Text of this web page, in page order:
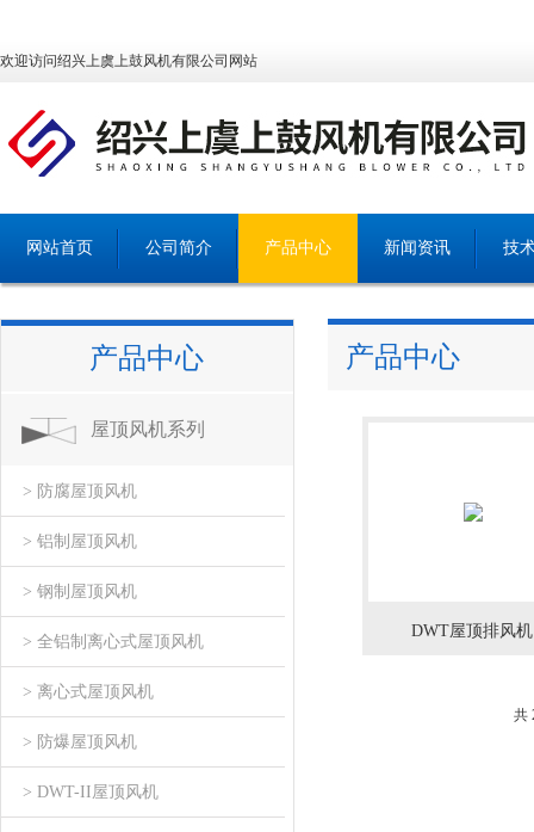
欢迎访问绍兴上虞上鼓风机有限公司网站
网站首页 公司简介 产品中心 新闻资讯 技
产品中心
屋顶风机系列
> 防腐屋顶风机
> 铝制屋顶风机
> 钢制屋顶风机
> 全铝制离心式屋顶风机
> 离心式屋顶风机
> 防爆屋顶风机
> DWT-II屋顶风机
产品中心
DWT屋顶排风机
共